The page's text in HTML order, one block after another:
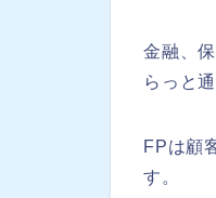
金融、
らっと
FPは顧
す。